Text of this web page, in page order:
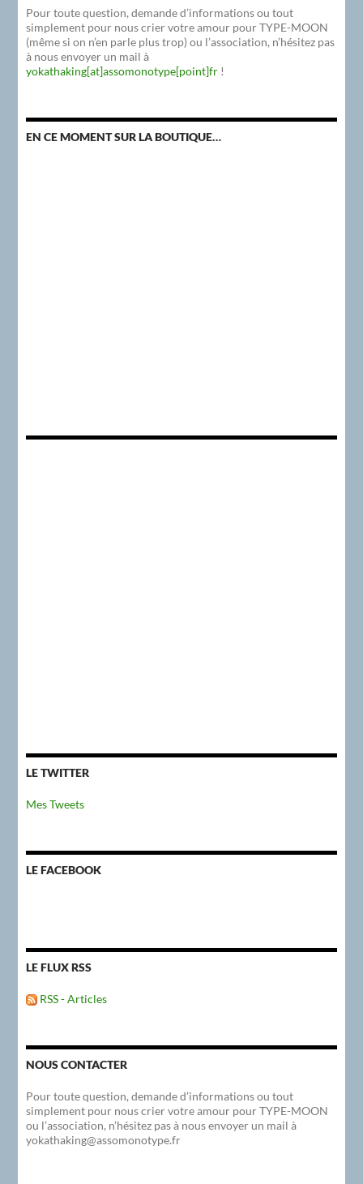
Pour toute question, demande d’informations ou tout
simplement pour nous crier votre amour pour TYPE-MOON
(même si on n’en parle plus trop) ou l’association, n’hésitez pas
à nous envoyer un mail à
yokathaking[at]assomonotype[point]fr !
EN CE MOMENT SUR LA BOUTIQUE…
LE TWITTER
Mes Tweets
LE FACEBOOK
LE FLUX RSS
RSS - Articles
NOUS CONTACTER
Pour toute question, demande d’informations ou tout
simplement pour nous crier votre amour pour TYPE-MOON
ou l’association, n’hésitez pas à nous envoyer un mail à
yokathaking@assomonotype.fr